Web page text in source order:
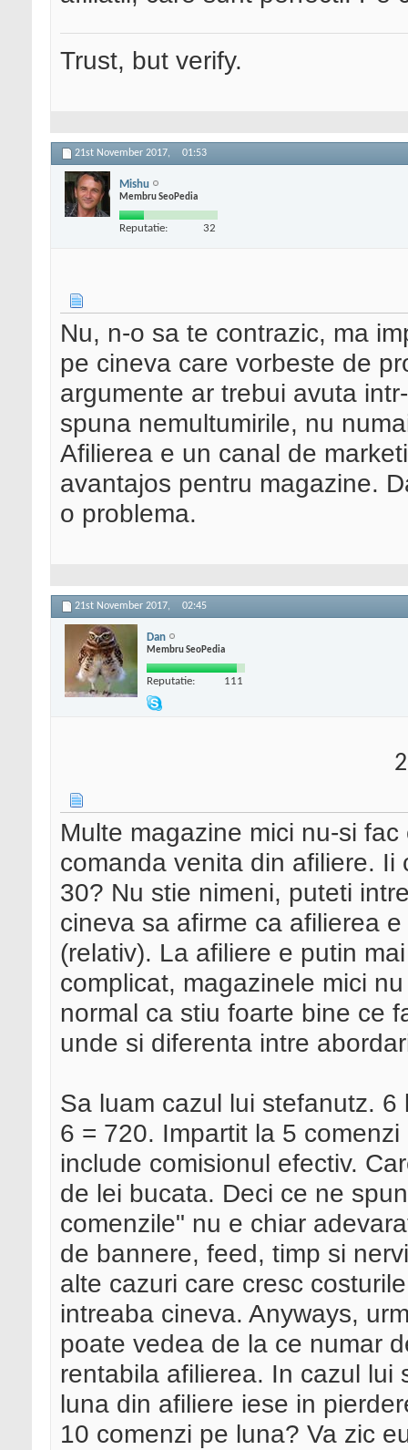
Trust, but verify.
21st November 2017, 01:53
Mishu
Membru SeoPedia
Reputatie: 32
Nu, n-o sa te contrazic, ma
pe cineva care vorbeste de
argumente ar trebui avuta
spuna nemultumirile, nu
Afilierea e un canal de
avantajos pentru magazine.
o problema.
21st November 2017, 02:45
Dan
Membru SeoPedia
Reputatie: 111
Multe magazine mici nu-si
comanda venita din afiliere.
30? Nu stie nimeni, puteti
cineva sa afirme ca afilierea
(relativ). La afiliere e putin
complicat, magazinele mici
normal ca stiu foarte bine ce
unde si diferenta intre
Sa luam cazul lui stefanutz.
6 = 720. Impartit la 5
include comisionul efectiv.
de lei bucata. Deci ce ne
comenzile" nu e chiar
de bannere, feed, timp si
alte cazuri care cresc
intreaba cineva. Anyways,
poate vedea de la ce numar
rentabila afilierea. In cazul lui
luna din afiliere iese in
10 comenzi pe luna? Va zic